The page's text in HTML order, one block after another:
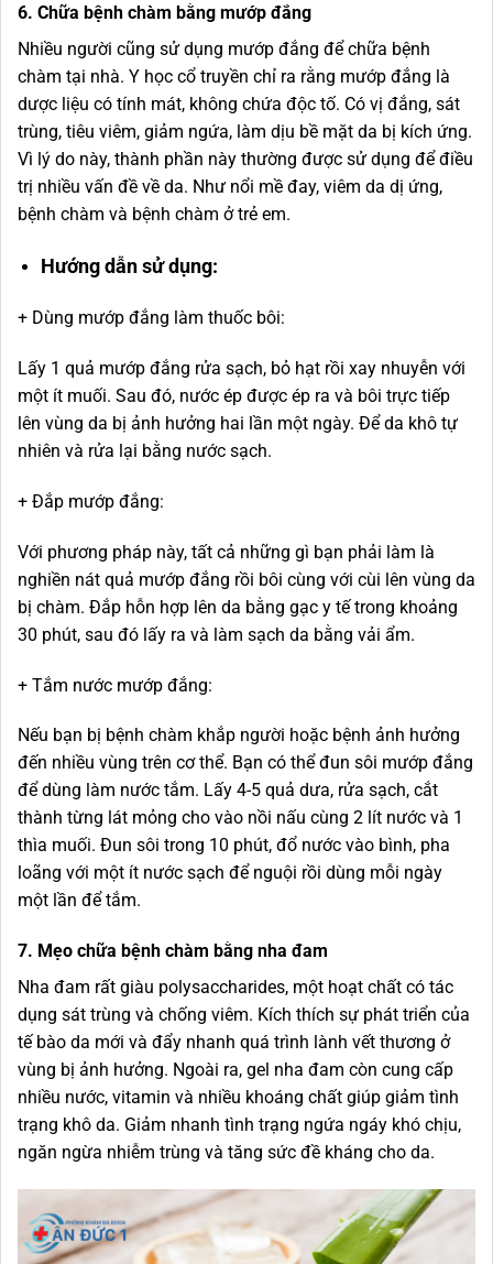
6. Chữa bệnh chàm bằng mướp đắng
Nhiều người cũng sử dụng mướp đắng để chữa bệnh
chàm tại nhà. Y học cổ truyền chỉ ra rằng mướp đắng là
dược liệu có tính mát, không chứa độc tố. Có vị đắng, sát
trùng, tiêu viêm, giảm ngứa, làm dịu bề mặt da bị kích ứng.
Vì lý do này, thành phần này thường được sử dụng để điều
trị nhiều vấn đề về da. Như nổi mề đay, viêm da dị ứng,
bệnh chàm và bệnh chàm ở trẻ em.
Hướng dẫn sử dụng:
+ Dùng mướp đắng làm thuốc bôi:
Lấy 1 quả mướp đắng rửa sạch, bỏ hạt rồi xay nhuyễn với
một ít muối. Sau đó, nước ép được ép ra và bôi trực tiếp
lên vùng da bị ảnh hưởng hai lần một ngày. Để da khô tự
nhiên và rửa lại bằng nước sạch.
+ Đắp mướp đắng:
Với phương pháp này, tất cả những gì bạn phải làm là
nghiền nát quả mướp đắng rồi bôi cùng với cùi lên vùng da
bị chàm. Đắp hỗn hợp lên da bằng gạc y tế trong khoảng
30 phút, sau đó lấy ra và làm sạch da bằng vải ẩm.
+ Tắm nước mướp đắng:
Nếu bạn bị bệnh chàm khắp người hoặc bệnh ảnh hưởng
đến nhiều vùng trên cơ thể. Bạn có thể đun sôi mướp đắng
để dùng làm nước tắm. Lấy 4-5 quả dưa, rửa sạch, cắt
thành từng lát mỏng cho vào nồi nấu cùng 2 lít nước và 1
thìa muối. Đun sôi trong 10 phút, đổ nước vào bình, pha
loãng với một ít nước sạch để nguội rồi dùng mỗi ngày
một lần để tắm.
7. Mẹo chữa bệnh chàm bằng nha đam
Nha đam rất giàu polysaccharides, một hoạt chất có tác
dụng sát trùng và chống viêm. Kích thích sự phát triển của
tế bào da mới và đẩy nhanh quá trình lành vết thương ở
vùng bị ảnh hưởng. Ngoài ra, gel nha đam còn cung cấp
nhiều nước, vitamin và nhiều khoáng chất giúp giảm tình
trạng khô da. Giảm nhanh tình trạng ngứa ngáy khó chịu,
ngăn ngừa nhiễm trùng và tăng sức đề kháng cho da.